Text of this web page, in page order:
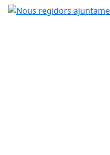
Nous regidors ajuntament